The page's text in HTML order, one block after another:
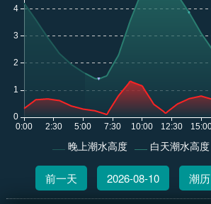
晚上潮水高度 白天潮水高度
前一天 2026-08-10 潮历